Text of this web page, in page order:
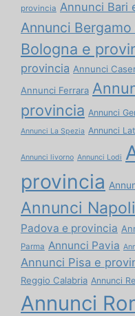
provincia Annunci Bari
Annunci
Bologna e
provincia Annunci
Annunci Ferrara
provincia Annunci
Annunci La Spezia Annunci
Annunci livorno Annunci Lodi
provincia
Annunci
Padova e provincia
Parma Annunci Pavia
Annunci Pisa e
Reggio Calabria Annunci
Annunci